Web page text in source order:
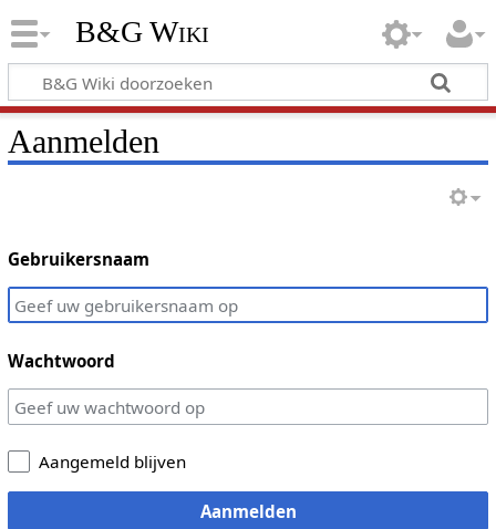
B&G Wiki
Aanmelden
Gebruikersnaam
Wachtwoord
Aangemeld blijven
Aanmelden